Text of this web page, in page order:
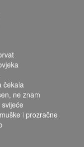
čekala
ne znam
i prozračne